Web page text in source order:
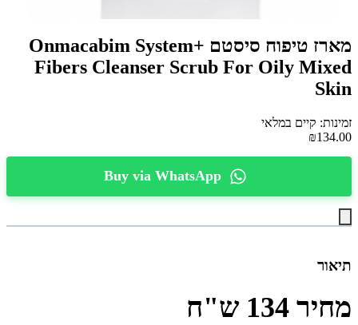
מארז טיפוח סיסטם Onmacabim System+
Fibers Cleanser Scrub For Oily Mixed
Skin
זמינות: קיים במלאי
₪134.00
Buy via WhatsApp
תיאור
מחיר
ש"ח